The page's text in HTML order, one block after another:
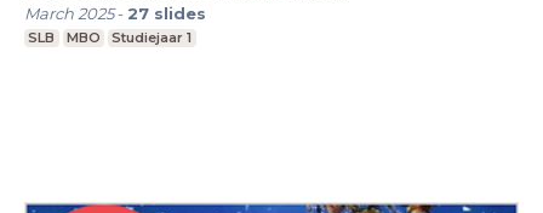
March 2025- 27 slides
SLB MBO Studiejaar 1